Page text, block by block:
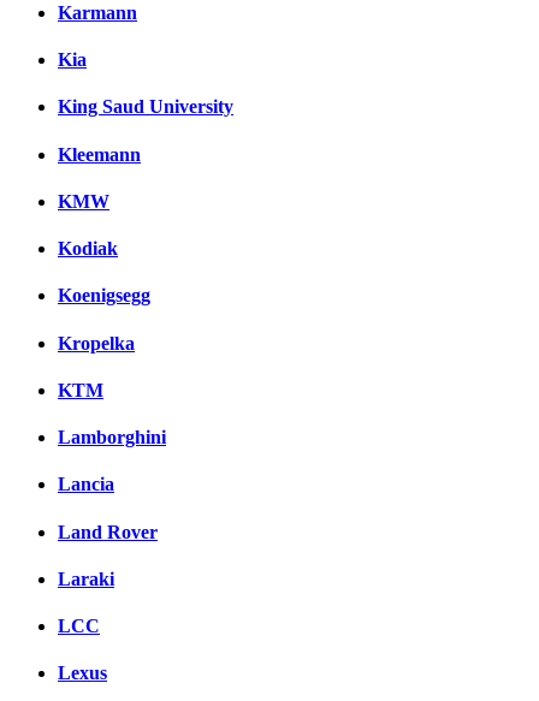
Karmann
Kia
King Saud University
Kleemann
KMW
Kodiak
Koenigsegg
Kropelka
KTM
Lamborghini
Lancia
Land Rover
Laraki
LCC
Lexus